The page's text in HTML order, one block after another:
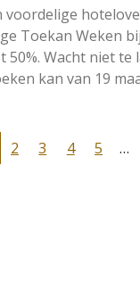
voordelige
Toekan Weken
Wacht niet te
kan van 19
2 3 4 5